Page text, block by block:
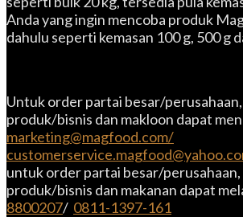
Anda yang ingin mencoba produk
dahulu seperti kemasan 100 g, 500 g
Untuk order partai besar/
produk/bisnis dan makloon dapat
marketing@magfood.com/
untuk order partai besar/
produk/bisnis dan makanan dapat
8800207/ 0811-1397-161